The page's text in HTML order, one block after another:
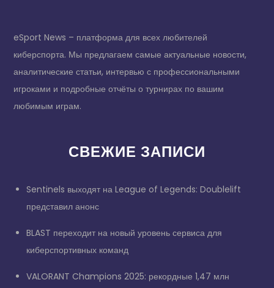
eSport News – платформа для всех любителей
киберспорта. Мы предлагаем самые актуальные новости,
аналитические статьи, интервью с профессиональными
игроками и подробные отчёты о турнирах по вашим
любимым играм.
СВЕЖИЕ ЗАПИСИ
Sentinels выходят на League of Legends: Doublelift
представил анонс
BLAST переходит на новый уровень сервиса для
киберспортивных команд
VALORANT Champions 2025: рекордные 1,47 млн